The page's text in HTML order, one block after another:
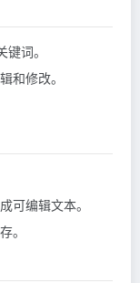
词。
和修改。
可编辑文本。
。